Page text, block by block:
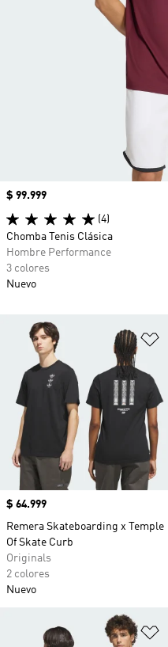
Precio
$ 64.999
Remera Skateboarding x Temple
Of Skate Curb
Originals
2 colores
Nuevo
Precio
$ 99.999
(4)
Chomba Tenis Clásica
Hombre Performance
3 colores
Nuevo